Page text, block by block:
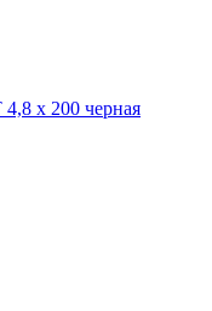
4,8 x 200 черная